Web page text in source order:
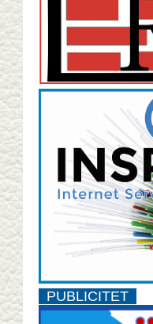
PUBLICITET